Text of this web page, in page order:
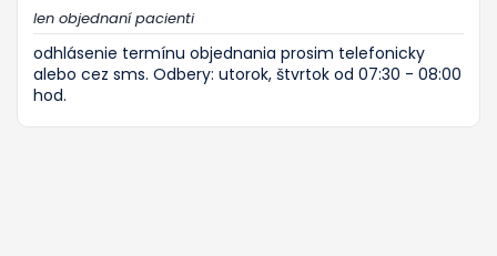
len objednaní pacienti
odhlásenie termínu objednania prosim telefonicky
alebo cez sms. Odbery: utorok, štvrtok od 07:30 - 08:00
hod.